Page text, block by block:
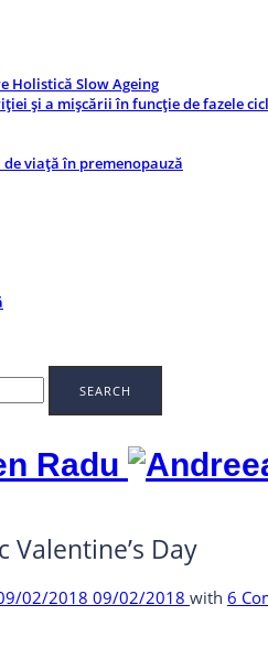
Holistică Slow Ageing
și a mișcării în funcție de fazele
viață în premenopauză
Radu
Valentine’s Day
02/2018 09/02/2018 with 6